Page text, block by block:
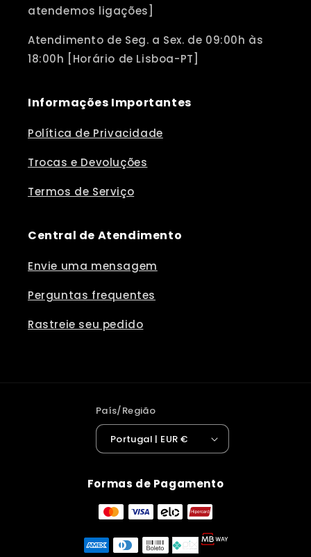
atendemos ligações]
Atendimento de Seg. a Sex. de 09:00h às
18:00h [Horário de Lisboa-PT]
Informações Importantes
Política de Privacidade
Trocas e Devoluções
Termos de Serviço
Central de Atendimento
Envie uma mensagem
Perguntas frequentes
Rastreie seu pedido
País/Região
Portugal | EUR €
Formas de Pagamento